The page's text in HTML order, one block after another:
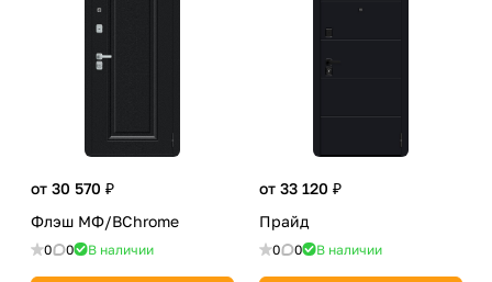
от 30 570 ₽
Флэш МФ/BChrome
0 0 В наличии
от 33 120 ₽
Прайд
0 0 В наличии